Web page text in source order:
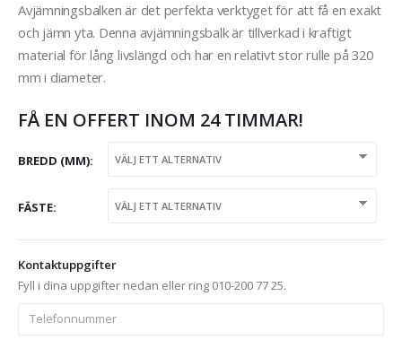
Avjämningsbalken är det perfekta verktyget för att få en exakt
och jämn yta. Denna avjämningsbalk är tillverkad i kraftigt
material för lång livslängd och har en relativt stor rulle på 320
mm i diameter.
FÅ EN OFFERT INOM 24 TIMMAR!
BREDD (MM)
FÄSTE
Kontaktuppgifter
Fyll i dina uppgifter nedan eller ring 010-200 77 25.